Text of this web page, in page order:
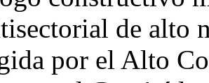
de alto
por el Alto